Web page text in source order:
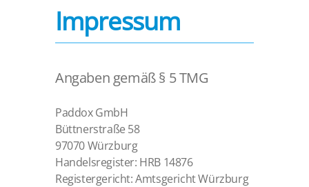
Impressum
Angaben gemäß § 5 TMG
Paddox GmbH
Büttnerstraße 58
97070 Würzburg
Handelsregister: HRB 14876
Registergericht: Amtsgericht Würzburg